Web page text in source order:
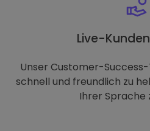
Live-
Unser Customer-
schnell und freundlich zu
Ihrer Sprache